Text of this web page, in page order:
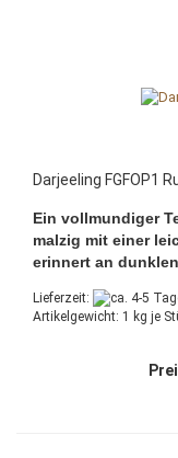
Darjeeling FGFOP1
Ein vollmundiger
malzig mit einer
erinnert an
Lieferzeit:
Artikelgewicht: 1 kg je